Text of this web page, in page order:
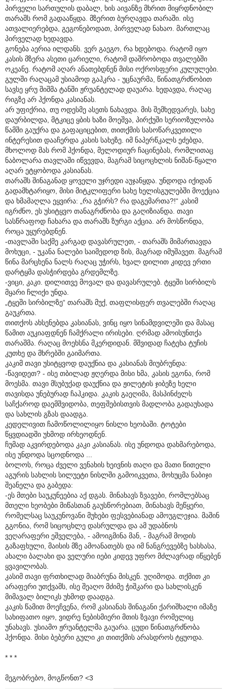
პირველი სართულის დაბალ, ხის აივანზე მხრით მიყრდნობილ
თარაშს რომ გადააწყდა. მზერით ბურღავდა თარაში. ისე
ათვალიერებდა, გეგონებოდათ, პირველად ნახაო. მართლაც
პირველად ხედავდა.
გონება აერია ილდანს. ვერ გაეგო, რა ხდებოდა. რატომ იყო
კასის მზერა ასეთი ცარიელი, რატომ დაშრობოდა თვალებში
ოკეანე. რატომ აღარ ანათებდნენ მისი ოქროსფერი კულულები.
გულში რაღაცამ უსიამოდ გაჰკრა - უცნაურმა, წინათგრძნობით
სავსე ყრუ შიშმა ტანში ჟრუანტელად დაუარა. ხედავდა, რაღაც
რიგზე არ ჰქონდა კასიანას.
არ უფიქრია, თუ ოდესმე ასეთს ნახავდა. მის შემხედვარეს, სახე
დაურბილდა, მტკიცე ყბის ხაზი მოეშვა, პირქუში სერიოზულობა
წამში გაუქრა და გაფაციცებით, თითქმის სასოწარკვეთილი
ინტერესით დააჩერდა კასის სახეზე. იმ ნაპერწკალს ეძებდა,
მხოლოდ მას რომ ჰქონდა, მელოდიურ ჩაცინებას, რომლითაც
ნაბოლარა თავლაში იწვევდა, მაგრამ სიცოცხლის ნიშან-წყალი
აღარ ეტყობოდა კასიანას.
თარაშს შინაგანად ყოველი უჯრედი აუჯანყდა. უნდოდა იქიდან
გადამხტარიყო, მისი მიტკლიფერი სახე ხელისგულებში მოექცია
და ხმამაღლა ეყვირა: „რა გჭირს? რა დაგემართა?!“ კასიმ
იგრძნო, ეს უსიტყვო თანაგრძნობა და გაღიზიანდა. თავი
სასწრაფოდ ჩახარა და თარაშს ზურგი აქცია. არ მოსწონდა,
როცა უყურებდნენ.
-თავლაში საქმე კარგად დავასრულეთ, - თარაშს მიმართავდა
მოხუცი, - უკანა ნალები საიმედოდ ზის, მაგრად იმუშავეთ. მაგრამ
წინა მარცხენა ნალს რაღაც უჭირს, ხვალ დილით კიდევ ერთი
დარტყმა დასჭირდება გრდემლზე.
-ვიცი, კაკი. დილითვე მოვალ და დავასრულებ. ტყეში სირბილს
მყარი ჩლიქი უნდა.
„ტყეში სირბილზე“ თარაშს მუქ, თაფლისფერ თვალებში რაღაც
გაუკრთა.
თითქოს ახსენებდა კასიანას, ვინც იყო სინამდვილეში და მასაც
წამით აუკიაფდნენ ჩამქრალი ირისები. ღრმად ამოისუნთქა
თარაშმა. რაღაც მოეხსნა მკერდიდან. მშვიდად ჩატეხა ტუჩის
კუთხე და მხრებში გაიმართა.
კაკიმ თავი უსიტყვოდ დაუქნია და კასიანას მიუბრუნდა:
-წავიდეთ? - ისე თბილად ჟღერდა მისი ხმა, კასის ეგონა, რომ
მოესმა. თავი მსუბუქად დაუქნია და ჟილეტის ჯიბეზე ხელი
თავისდა უნებურად ჩაჰკიდა. კაკის გაეღიმა, მასპინძელს
საჩქაროდ დაემშვიდობა, თეფშებისთვის მადლობა გადაუხადა
და სახლის გზას დაადგა.
კედელივით ჩამოწოლილიყო ნისლი ხეობაში. ტოტები
წყვდიადში უხმოდ ირხეოდნენ.
ჩუმად აკვირდებოდა კაკი კასიანას. ისე უნდოდა დახმარებოდა,
ისე უნდოდა სცოდნოდა ...
ბოლოს, როცა ძველი ვენახის ხეივნის თაღი და მათი წითელი
აგურის სახლის სილუეტი ნისლში გამოიკვეთა, მოხუცმა ნაბიჯი
შეანელა და გაბედა:
-ეს მთები საუკუნეებია აქ დგას. მინახავს ზვავები, რომლებსაც
მთელი ხეობები მიწასთან გაუსწორებიათ, მინახავს მეწყერი,
რომელსაც საუკუნოვანი მუხები ფესვებიანად ამოუგლეჯია. მაშინ
გგონია, რომ სიცოცხლე დასრულდა და ამ უდაბნოს
ვეღარაფერი ეშველება, - ამოიგმინა მან, - მაგრამ მოდის
გაზაფხული, მაისის მზე ამოანათებს და იმ ნანგრევებზე ხასხასა,
ახალი ბალახი და ველური იები კიდევ უფრო მძლავრად იწყებენ
ყვავილობას.
კასიმ თავი ფრთხილად მიაბრუნა მისკენ. უღიმოდა. თქმით კი
არაფერი უთქვამს, ისე შეაღო მძიმე ჭიშკარი და სახლისკენ
მიმავალ ბილიკს უხმოდ დაადგა.
კაკის წამით მოეჩვენა, რომ კასიანას შინაგანი ქარიშხალი იმაზე
სახიფათო იყო, ვიდრე ნებისმიერი მთის ზვავი რომელიც
უნახავს. უსიამო ჟრუანტელმა გაუარა. ცუდი წინათგრძნობა
ჰქონდა. მისი ბებერი გული კი თითქმის არასდროს ტყუოდა.
* * *
მეგობრებო, მოგწონთ? <3